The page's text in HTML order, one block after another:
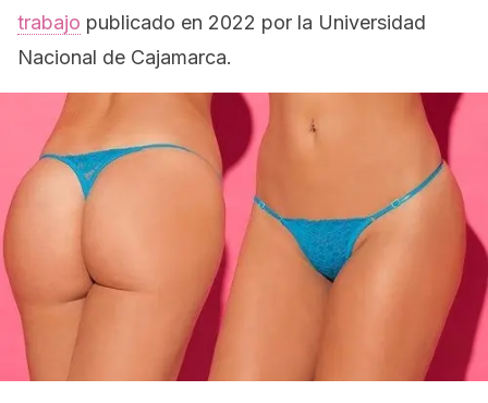
trabajo publicado en 2022 por la Universidad
Nacional de Cajamarca.